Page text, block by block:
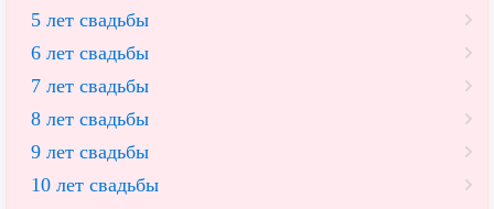
5 лет свадьбы
6 лет свадьбы
7 лет свадьбы
8 лет свадьбы
9 лет свадьбы
10 лет свадьбы